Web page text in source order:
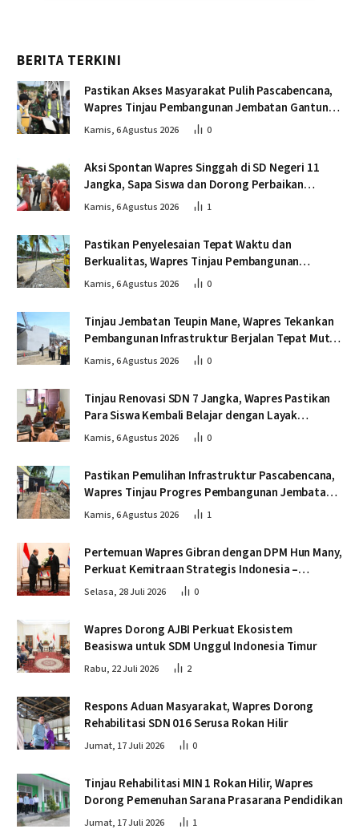
BERITA TERKINI
Pastikan Akses Masyarakat Pulih Pascabencana,
Wapres Tinjau Pembangunan Jembatan Gantung
Kendawi
Kamis, 6 Agustus 2026 0
Aksi Spontan Wapres Singgah di SD Negeri 11
Jangka, Sapa Siswa dan Dorong Perbaikan
Sekolah
Kamis, 6 Agustus 2026 1
Pastikan Penyelesaian Tepat Waktu dan
Berkualitas, Wapres Tinjau Pembangunan
Jembatan Lumut
Kamis, 6 Agustus 2026 0
Tinjau Jembatan Teupin Mane, Wapres Tekankan
Pembangunan Infrastruktur Berjalan Tepat Mutu
dan Tepat Waktu
Kamis, 6 Agustus 2026 0
Tinjau Renovasi SDN 7 Jangka, Wapres Pastikan
Para Siswa Kembali Belajar dengan Layak
Pascabencana
Kamis, 6 Agustus 2026 0
Pastikan Pemulihan Infrastruktur Pascabencana,
Wapres Tinjau Progres Pembangunan Jembatan
Krueng Tingkeum Bireuen
Kamis, 6 Agustus 2026 1
Pertemuan Wapres Gibran dengan DPM Hun Many,
Perkuat Kemitraan Strategis Indonesia –
Kamboja
Selasa, 28 Juli 2026 0
Wapres Dorong AJBI Perkuat Ekosistem
Beasiswa untuk SDM Unggul Indonesia Timur
Rabu, 22 Juli 2026 2
Respons Aduan Masyarakat, Wapres Dorong
Rehabilitasi SDN 016 Serusa Rokan Hilir
Jumat, 17 Juli 2026 0
Tinjau Rehabilitasi MIN 1 Rokan Hilir, Wapres
Dorong Pemenuhan Sarana Prasarana Pendidikan
Jumat, 17 Juli 2026 1